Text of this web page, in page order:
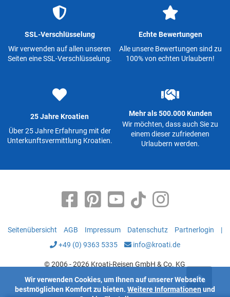
SSL-Verschlüsselung
Wir verwenden auf allen unseren
Seiten eine SSL-Verschlüsselung.
Echte Bewertungen
Alle unsere Bewertungen sind zu
100% von echten Urlaubern!
25 Jahre Kroatien
Über 25 Jahre Erfahrung mit der
Unterkunftsvermittlung Kroatien.
Mehr als 500.000 Kunden
Wir möchten, dass auch Sie zu
einem dieser zufriedenen
Urlaubern werden.
Seitenübersicht AGB Impressum Datenschutz Partnerlogin
|
+49 (0) 9363 5335
info@kroati.de
© 2006 - 2026 Kroati-Reisen GmbH & Co. KG
Wir verwenden Cookies, um Ihnen auf unserer Webseite
bestmöglichen Komfort zu bieten. Weitere Informationen und